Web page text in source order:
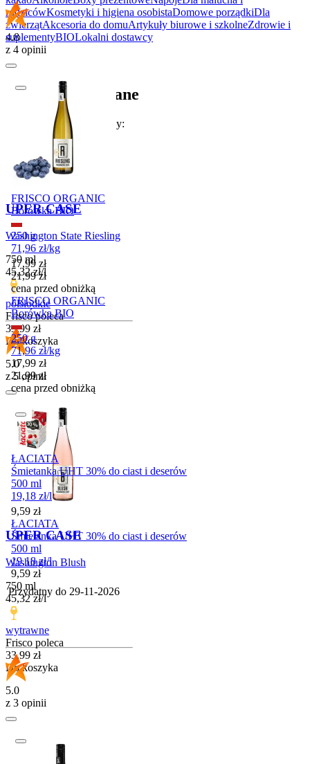
rodzicówKosmetyki i higiena osobistaDomowe porządkiDla
zwierzątAkcesoria do domuArtykuły biurowe i szkolneZdrowie i
suplementyBIOLokalni dostawcy
Produkty polecane
W tym tygodniu polecamy:
FRISCO ORGANIC
Borówka BIO
250 g
71,96 zł/kg
Cena promocyjna
17,99 zł
21,99 zł
cena przed obniżką
FRISCO ORGANIC
Borówka BIO
250 g
71,96 zł/kg
Cena promocyjna
17,99 zł
21,99 zł
cena przed obniżką
ŁACIATA
Śmietanka UHT 30% do ciast i deserów
500 ml
19,18 zł/l
Cena
9,59 zł
ŁACIATA
Śmietanka UHT 30% do ciast i deserów
500 ml
19,18 zł/l
Cena
9,59 zł
Przydatny do 29-11-2026
4.8
z 4 opinii
UPER CASE
Washington State Riesling
750 ml
45,32 zł/l
półsłodkie
Frisco poleca
Cena
33,99 zł
Do koszyka
5.0
z 5 opinii
UPER CASE
Washington Blush
750 ml
45,32 zł/l
wytrawne
Frisco poleca
Cena
33,99 zł
Do koszyka
5.0
z 3 opinii